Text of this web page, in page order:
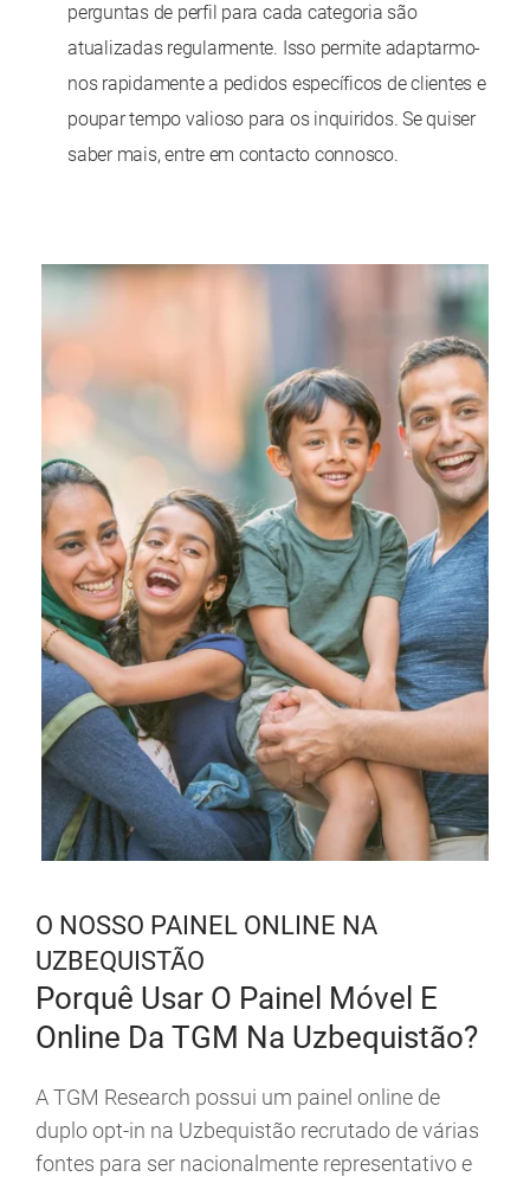
perguntas de perfil para cada categoria são
atualizadas regularmente. Isso permite adaptarmo-
nos rapidamente a pedidos específicos de clientes e
poupar tempo valioso para os inquiridos. Se quiser
saber mais, entre em contacto connosco.
O NOSSO PAINEL ONLINE NA
UZBEQUISTÃO
Porquê Usar O Painel Móvel E
Online Da TGM Na Uzbequistão?
A TGM Research possui um painel online de
duplo opt-in na Uzbequistão recrutado de várias
fontes para ser nacionalmente representativo e